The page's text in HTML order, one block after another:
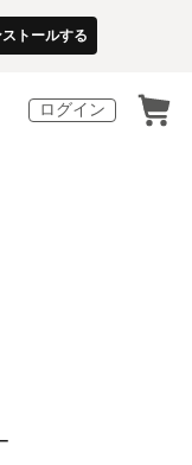
ストールする
ログイン